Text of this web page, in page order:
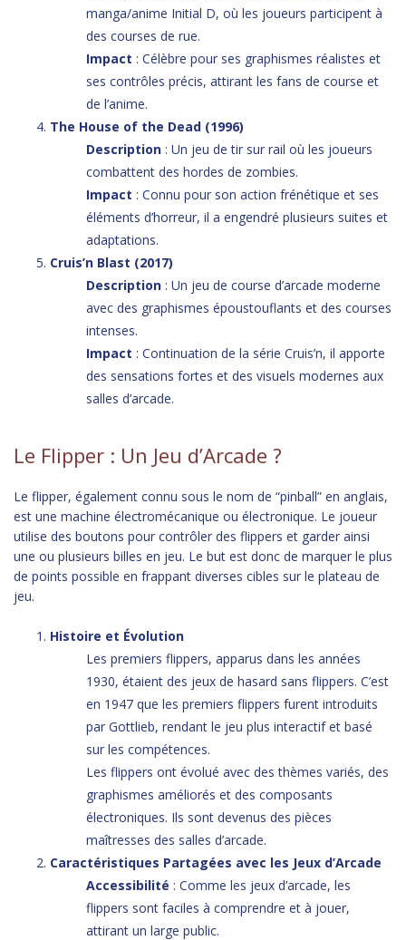
manga/anime Initial D, où les joueurs participent à
des courses de rue.
Impact : Célèbre pour ses graphismes réalistes et
ses contrôles précis, attirant les fans de course et
de l’anime.
The House of the Dead (1996)
Description : Un jeu de tir sur rail où les joueurs
combattent des hordes de zombies.
Impact : Connu pour son action frénétique et ses
éléments d’horreur, il a engendré plusieurs suites et
adaptations.
Cruis’n Blast (2017)
Description : Un jeu de course d’arcade moderne
avec des graphismes époustouflants et des courses
intenses.
Impact : Continuation de la série Cruis’n, il apporte
des sensations fortes et des visuels modernes aux
salles d’arcade.
Le Flipper : Un Jeu d’Arcade ?
Le flipper, également connu sous le nom de “pinball” en anglais,
est une machine électromécanique ou électronique. Le joueur
utilise des boutons pour contrôler des flippers et garder ainsi
une ou plusieurs billes en jeu. Le but est donc de marquer le plus
de points possible en frappant diverses cibles sur le plateau de
jeu.
Histoire et Évolution
Les premiers flippers, apparus dans les années
1930, étaient des jeux de hasard sans flippers. C’est
en 1947 que les premiers flippers furent introduits
par Gottlieb, rendant le jeu plus interactif et basé
sur les compétences.
Les flippers ont évolué avec des thèmes variés, des
graphismes améliorés et des composants
électroniques. Ils sont devenus des pièces
maîtresses des salles d’arcade.
Caractéristiques Partagées avec les Jeux d’Arcade
Accessibilité : Comme les jeux d’arcade, les
flippers sont faciles à comprendre et à jouer,
attirant un large public.